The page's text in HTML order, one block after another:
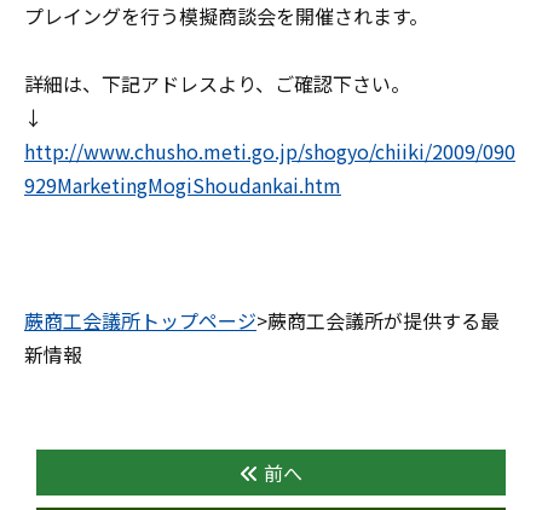
プレイングを行う模擬商談会を開催されます。
詳細は、下記アドレスより、ご確認下さい。
↓
http://www.chusho.meti.go.jp/shogyo/chiiki/2009/090
929MarketingMogiShoudankai.htm
蕨商工会議所トップページ>蕨商工会議所が提供する最
新情報
前へ